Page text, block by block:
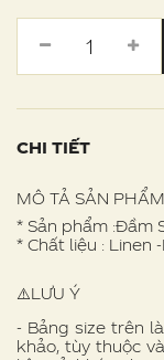
CHI TIẾT
MÔ TẢ SẢN PHẨM
* Sản phẩm :Đầm
* Chất liệu : Linen
⚠️LƯU Ý
- Bảng size trên
khảo, tùy thuộc